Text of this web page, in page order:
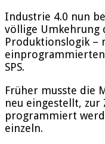
Industrie 4.0 nun
völlige Umkehrung
Produktionslogik –
SPS.
Früher musste die
neu eingestellt, zur
programmiert
einzeln.